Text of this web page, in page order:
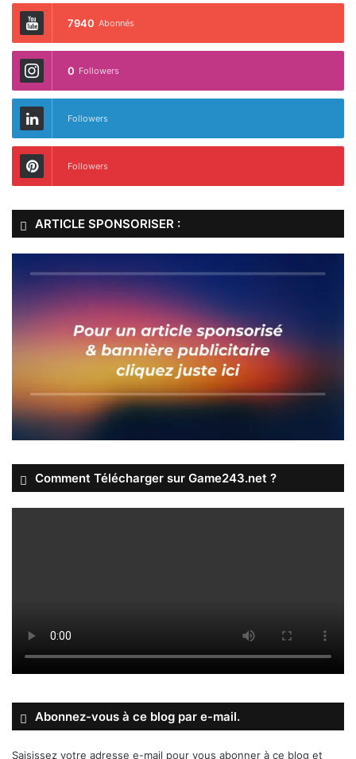
7940 Abonnés
0 Followers
Followers
Followers
ARTICLE SPONSORISER :
Comment Télécharger sur Game243.net ?
Abonnez-vous à ce blog par e-mail.
Saisissez votre adresse e-mail pour vous abonner à ce blog et